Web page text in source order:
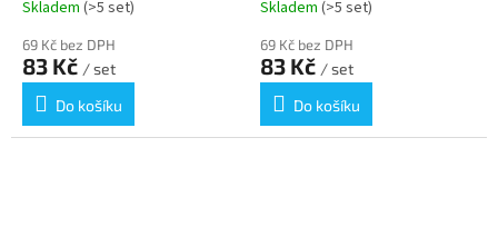
Skladem (>5 set)
69 Kč bez DPH
83 Kč / set
Do košíku
Skladem (>5 set)
69 Kč bez DPH
83 Kč / set
Do košíku